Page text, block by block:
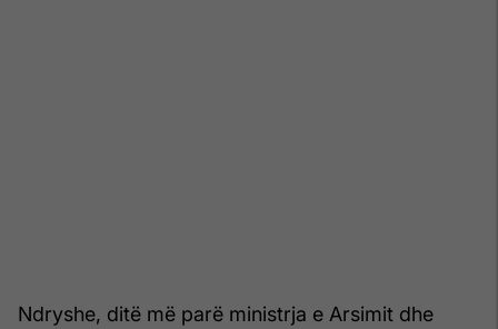
Ndryshe, ditë më parë ministrja e Arsimit dhe